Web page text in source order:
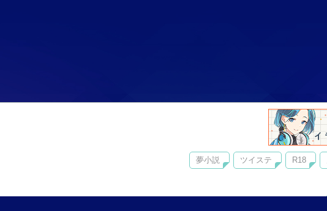
夢小説 ツイステ R18